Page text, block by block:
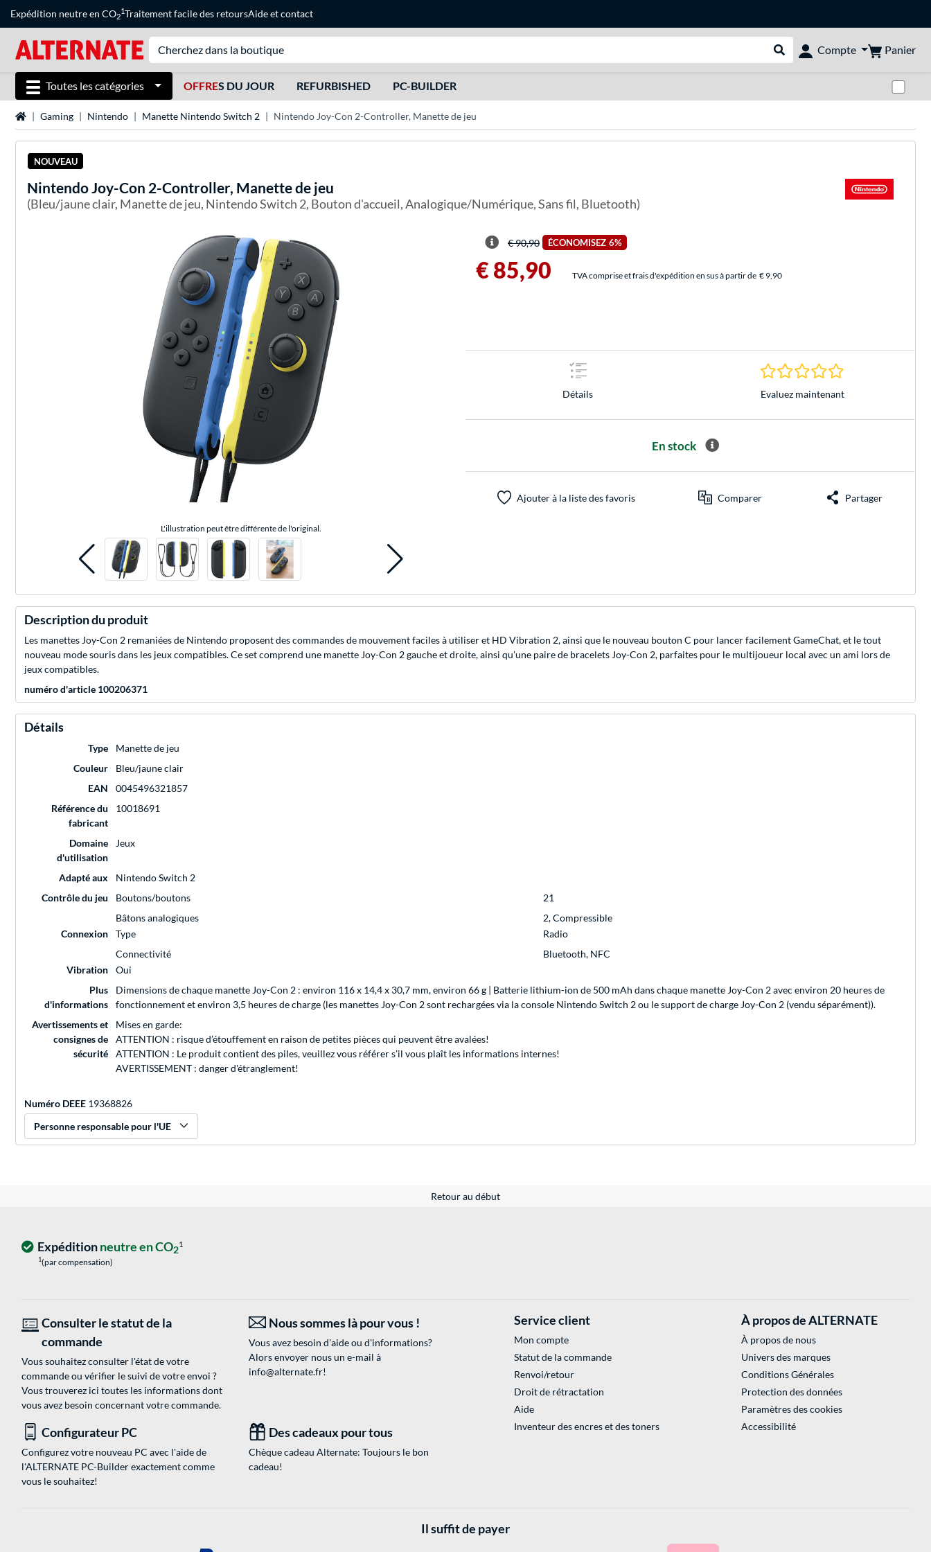
Expédition neutre en CO2
1Traitement facile des retoursAideetcontact
Rechercher dans le shop
Compte Panier
Toutes les catégories OFFRES DU JOUR REFURBISHED PC-BUILDER
Page d'accueil
Gaming Nintendo Manette Nintendo Switch 2 Nintendo Joy-Con 2-Controller, Manette de jeu
NOUVEAU
NintendoJoy-Con 2-Controller, Manette de jeu
(Bleu/jaune clair, Manette de jeu, Nintendo Switch 2, Bouton d'accueil, Analogique/Numérique, Sans fil, Bluetooth)
L'illustration peut être différente de l'original.
€ 90,90 ÉCONOMISEZ 6%
€ 85,90 TVA comprise et frais d'expédition en sus à partir de € 9,90
Détails
0.0 Étoiles à 0
Evaluez maintenant
En stock
Ajouter à la liste des favoris Comparer Partager
Description du produit
Les manettes Joy-Con 2 remaniées de Nintendo proposent des commandes de mouvement faciles à utiliser et HD Vibration 2, ainsi que le nouveau bouton C pour lancer facilement GameChat, et le tout
nouveau mode souris dans les jeux compatibles. Ce set comprend une manette Joy-Con 2 gauche et droite, ainsi qu’une paire de bracelets Joy-Con 2, parfaites pour le multijoueur local avec un ami lors de
jeux compatibles.
numéro d'article 100206371
Détails
Type
Manette de jeu
Couleur
Bleu/jaune clair
EAN
0045496321857
Référence du
fabricant
10018691
Domaine
d'utilisation
Jeux
Adapté aux
Nintendo Switch 2
Contrôle du jeu
Boutons/boutons
21
Bâtons analogiques
2, Compressible
Connexion
Type
Radio
Connectivité
Bluetooth, NFC
Vibration
Oui
Plus
d'informations
Dimensions de chaque manette Joy-Con 2 : environ 116 x 14,4 x 30,7 mm, environ 66 g | Batterie lithium-ion de 500 mAh dans chaque manette Joy-Con 2 avec environ 20 heures de
fonctionnement et environ 3,5 heures de charge (les manettes Joy-Con 2 sont rechargées via la console Nintendo Switch 2 ou le support de charge Joy-Con 2 (vendu séparément)).
Avertissements et
consignes de
sécurité
Mises en garde:
ATTENTION : risque d’étouffement en raison de petites pièces qui peuvent être avalées!
ATTENTION : Le produit contient des piles, veuillez vous référer s’il vous plaît les informations internes!
AVERTISSEMENT : danger d'étranglement!
Numéro DEEE 19368826
Personne responsable pour l'UE
Retour au début
Expéditionneutre en CO21
1(par compensation)
Consulter le statut de la
commande
Vous souhaitez consulter l'état de votre
commande ou vérifier le suivi de votre envoi ?
Vous trouverez ici toutes les informations dont
vous avez besoin concernant votre commande.
Nous sommes là pour vous !
Vous avez besoin d'aide ou d'informations?
Alors envoyer nous un e-mail à
info@alternate.fr!
Configurateur PC
Configurez votre nouveau PC avec l'aide de
l'ALTERNATE PC-Builder exactement comme
vous le souhaitez!
Des cadeaux pour tous
Chèque cadeau Alternate: Toujours le bon
cadeau!
Service client
Mon compte
Statut de la commande
Renvoi/retour
Droit de rétractation
Aide
Inventeur des encres et des toners
À propos de ALTERNATE
À propos de nous
Univers des marques
Conditions Générales
Protection des données
Paramètres des cookies
Accessibilité
Il suffit de payer